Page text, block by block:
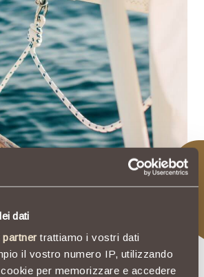
dati
trattiamo i vostri dati
il vostro numero IP, utilizzando
per memorizzare e accedere
Gift Capitolo